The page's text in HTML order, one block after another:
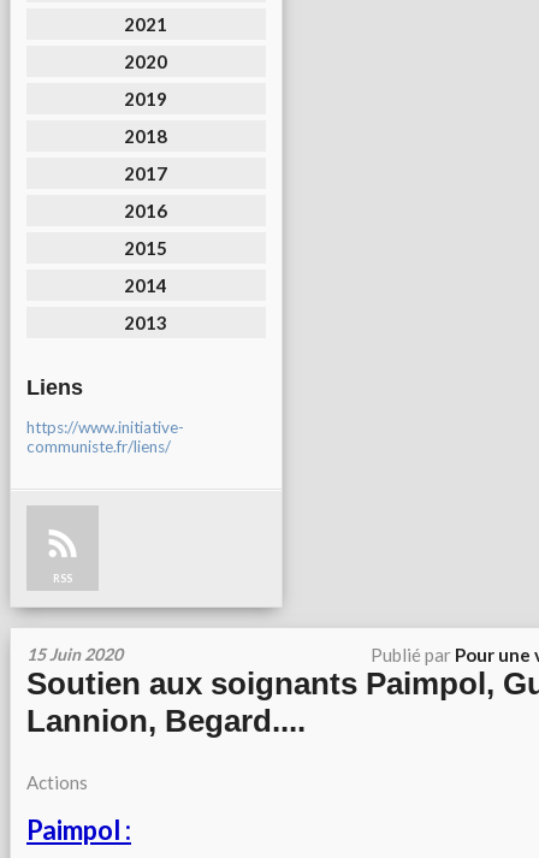
2021
2020
2019
2018
2017
2016
2015
2014
2013
Liens
https://www.initiative-
communiste.fr/liens/
RSS
15 Juin 2020 Publié par Pour une
Soutien aux soignants Paimpol,
Lannion, Begard....
Actions
Paimpol :